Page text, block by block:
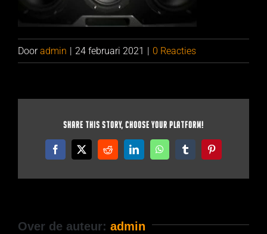
Dooradmin 24 februari 2021 0 Reacties
Share This Story, Choose Your Platform!
Facebook
X RedditLinkedInWhatsAppTumblrPinterest
Over de auteur: admin